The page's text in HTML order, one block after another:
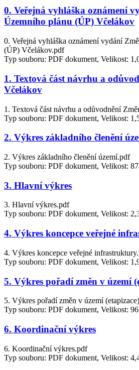
0. Veřejná vyhláška oznámení
Územního plánu (ÚP) Včelákov
0. Veřejná vyhláška oznámení vydání
(ÚP) Včelákov.pdf
Typ souboru: PDF dokument, Velikost:
1. Textová část návrhu a
Včelákov
1. Textová část návrhu a odůvodnění
Typ souboru: PDF dokument, Velikost:
2. Výkres základního členění
2. Výkres základního členění území.pdf
Typ souboru: PDF dokument, Velikost:
3. Hlavní výkres
3. Hlavní výkres.pdf
Typ souboru: PDF dokument, Velikost:
4. Výkres koncepce veřejné
4. Výkres koncepce veřejné
Typ souboru: PDF dokument, Velikost:
5. Výkres pořadí změn v území
5. Výkres pořadí změn v území
Typ souboru: PDF dokument, Velikost:
6. Koordinační výkres
6. Koordinační výkres.pdf
Typ souboru: PDF dokument, Velikost: